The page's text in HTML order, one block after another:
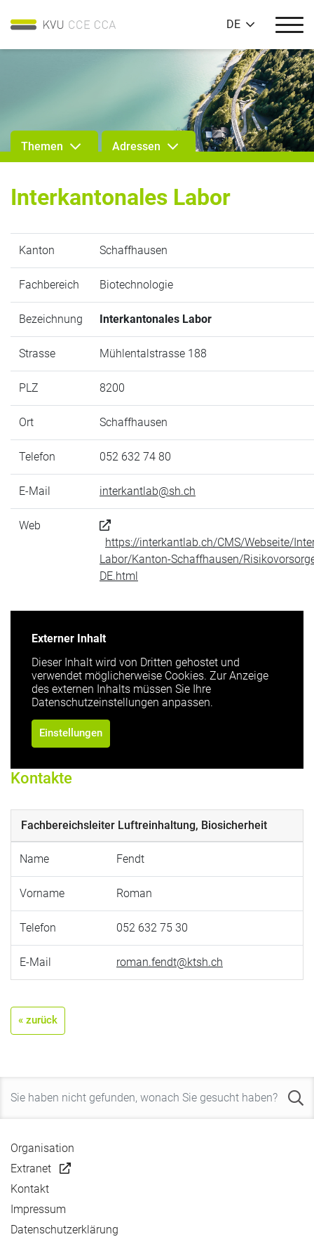
DE
Themen Adressen
Interkantonales Labor
Kanton Schaffhausen
Fachbereich Biotechnologie
Bezeichnung Interkantonales Labor
Strasse Mühlentalstrasse 188
PLZ 8200
Ort Schaffhausen
Telefon 052 632 74 80
E-Mail interkantlab@sh.ch
Web
https://interkantlab.ch/CMS/Webseite/
Labor/Kanton-Schaffhausen/
DE.html
Externer Inhalt
Dieser Inhalt wird von Dritten gehostet und
verwendet möglicherweise Cookies. Zur Anzeige
des externen Inhalts müssen Sie Ihre
Datenschutzeinstellungen anpassen.
Einstellungen
Kontakte
Fachbereichsleiter Luftreinhaltung, Biosicherheit
Name Fendt
Vorname Roman
Telefon 052 632 75 30
E-Mail roman.fendt@ktsh.ch
« zurück
Organisation
Extranet
Kontakt
Impressum
Datenschutzerklärung